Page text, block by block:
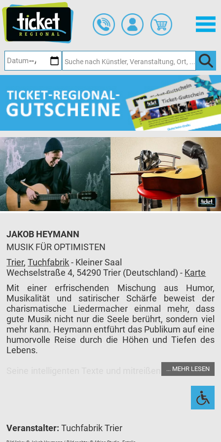
Hauptinhalt
springen
JAKOB HEYMANN
MUSIK FÜR OPTIMISTEN
Trier,Tuchfabrik- Kleiner Saal
Wechselstraße 4, 54290 Trier (Deutschland) - Karte
Mit einer erfrischenden Mischung aus Humor,
Musikalität und satirischer Schärfe beweist der
charismatische Liedermacher einmal mehr, dass
gute Musik nicht nur die Seele berührt, sondern viel
mehr kann. Heymann entführt das Publikum auf eine
humorvolle Reise durch die Höhen und Tiefen des
Lebens.
Seine intelligenten Texte und mitreißenden Melodien
zum Schmunzeln und Nachdenken. In einer Welt, die
manchmal so absurd ist, dass einem das Lachen im
Halse stecken bleibt, schafft er es, den dunklen
Wolken der Zeit mit seinem Liedern Gewicht zu
geben und zu nehmen.
... MEHR LESEN
Veranstalter: Tuchfabrik Trier